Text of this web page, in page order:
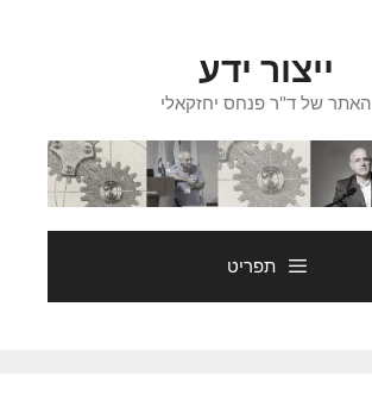
ייצור ידע
האתר של ד"ר פנחס יחזקאלי
תפריט